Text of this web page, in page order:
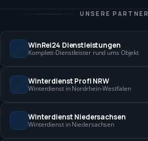
UNSERE PARTNER
WinRei24 Dienstleistungen
Komplett-Dienstleister rund ums Objekt
Winterdienst Profi NRW
Winterdienst in Nordrhein-Westfalen
Winterdienst Niedersachsen
Winterdienst in Niedersachsen